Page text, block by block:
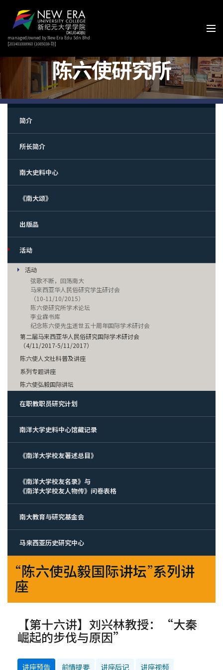
managed/owned by New Era Edu Sdn Bhd
[201401008960 (1085038-D)]
陈六使研究所
简介
所长简介
南大史料中心
《南大颂》
出版品
活动
活动
弦歌不断，回荡南大
马来西亚华人民俗研究学生研讨会
（10-11/10/2015）
陈六使研究所学术论坛
李业霖书库
纪念陈六使先生逝世五十周年国际学术研讨会
第二届马来西亚华人民俗研究国际学术研讨会
（4/11/2017-5/11/2017）
陈六使人文社科普及讲座
系列专题讲座
陈六使弘毅国际讲坛
在职教职员研究计划
南洋大学史料中心馆藏记录
《南洋大学校友著述总目》
《南洋大学校友名录》与
《南洋大学校友人物传》问卷表格
南大教育与研究基金会
马来西亚历史研究中心
“陈六使弘毅国际讲坛”系列讲
座
【第十六讲】刘兴林教授：“大秦
崛起的步伐与原因”
讲座预告 前情提要 讲座后记 讲座视频